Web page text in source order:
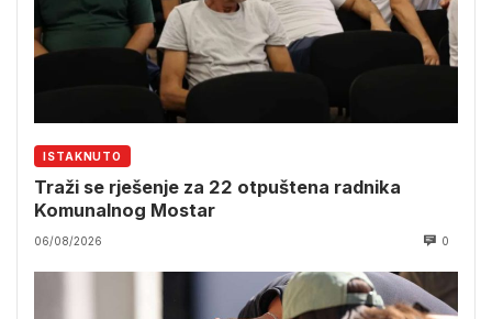
ISTAKNUTO
Traži se rješenje za 22 otpuštena radnika
Komunalnog Mostar
06/08/2026 0